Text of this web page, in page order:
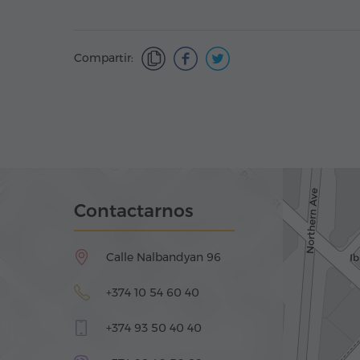
Compartir:
Contactarnos
Calle Nalbandyan 96
+374 10 54 60 40
+374 93 50 40 40